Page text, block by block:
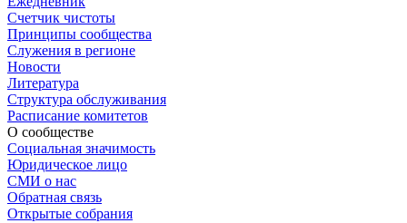
Счетчик чистоты
Принципы сообщества
Служения в регионе
Новости
Литература
Структура обслуживания
Расписание комитетов
О сообществе
Социальная значимость
Юридическое лицо
СМИ о нас
Обратная связь
Открытые собрания